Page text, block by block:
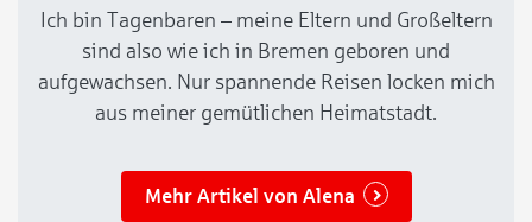
Ich bin Tagenbaren – meine Eltern und Großeltern
sind also wie ich in Bremen geboren und
aufgewachsen. Nur spannende Reisen locken mich
aus meiner gemütlichen Heimatstadt.
Mehr Artikel von Alena